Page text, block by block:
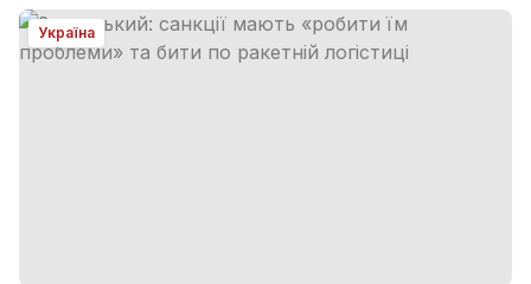
Україна